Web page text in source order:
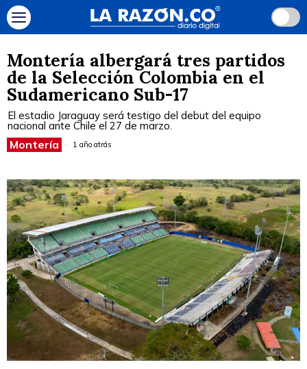
Montería albergará tres partidos
de la Selección Colombia en el
Sudamericano Sub-17
El estadio Jaraguay será testigo del debut del equipo
nacional ante Chile el 27 de marzo.
Montería 1 año atrás